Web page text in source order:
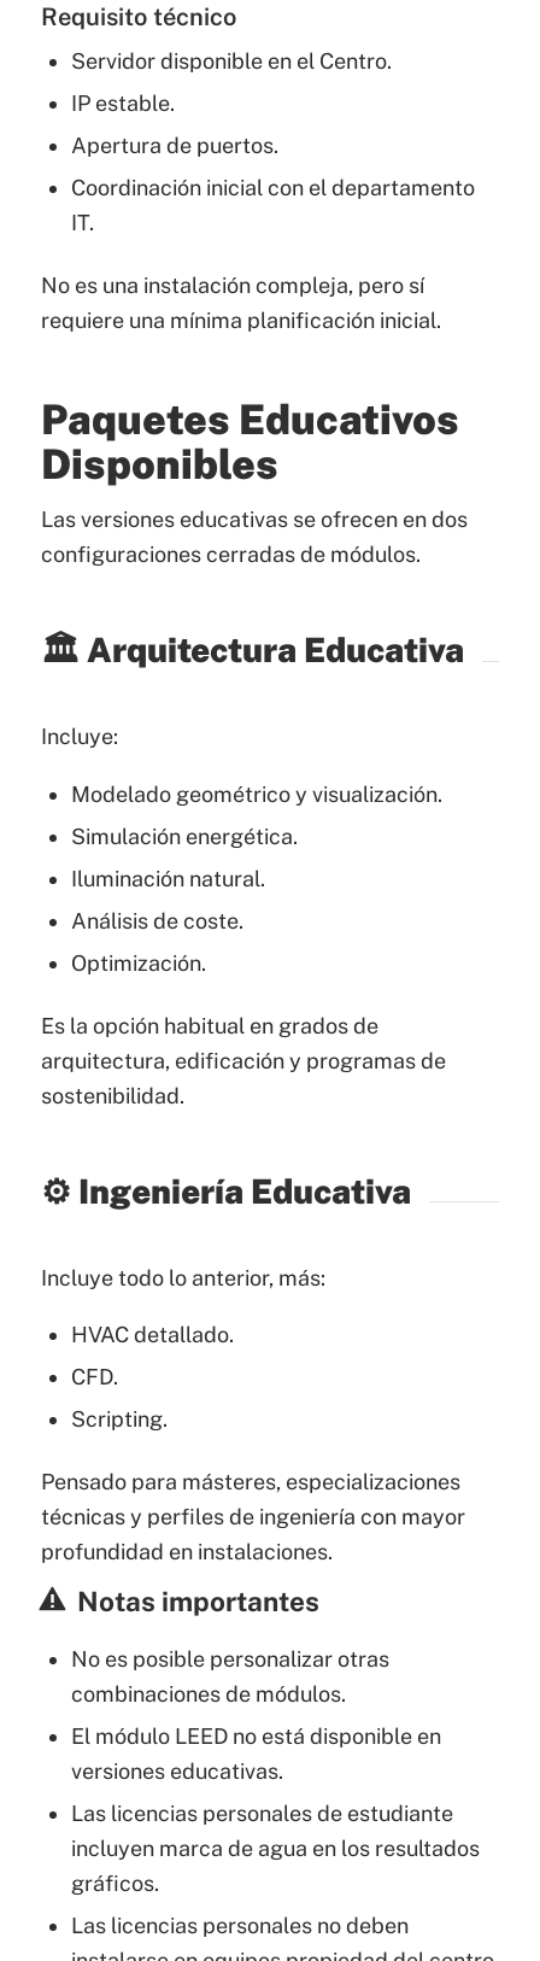
Requisito técnico
Servidor disponible en el Centro.
IP estable.
Apertura de puertos.
Coordinación inicial con el departamento
IT.
No es una instalación compleja, pero sí
requiere una mínima planificación inicial.
Paquetes Educativos
Disponibles
Las versiones educativas se ofrecen en dos
configuraciones cerradas de módulos.
🏛️ Arquitectura Educativa
Incluye:
Modelado geométrico y visualización.
Simulación energética.
Iluminación natural.
Análisis de coste.
Optimización.
Es la opción habitual en grados de
arquitectura, edificación y programas de
sostenibilidad.
⚙️ Ingeniería Educativa
Incluye todo lo anterior, más:
HVAC detallado.
CFD.
Scripting.
Pensado para másteres, especializaciones
técnicas y perfiles de ingeniería con mayor
profundidad en instalaciones.
Notas importantes
No es posible personalizar otras
combinaciones de módulos.
El módulo LEED no está disponible en
versiones educativas.
Las licencias personales de estudiante
incluyen marca de agua en los resultados
gráficos.
Las licencias personales no deben